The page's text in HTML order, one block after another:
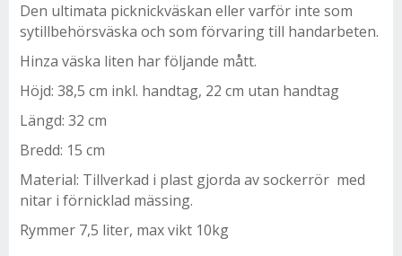
Den ultimata picknickväskan eller varför inte som
sytillbehörsväska och som förvaring till handarbeten.
Hinza väska liten har följande mått.
Höjd: 38,5 cm inkl. handtag, 22 cm utan handtag
Längd: 32 cm
Bredd: 15 cm
Material: Tillverkad i plast gjorda av sockerrör med
nitar i förnicklad mässing.
Rymmer 7,5 liter, max vikt 10kg